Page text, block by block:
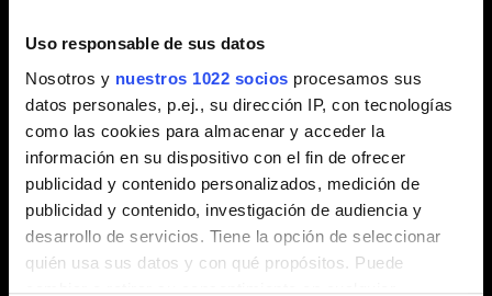
Uso responsable de sus datos
Nosotros y nuestros 1022 socios procesamos sus
datos personales, p.ej., su dirección IP, con tecnologías
como las cookies para almacenar y acceder la
información en su dispositivo con el fin de ofrecer
publicidad y contenido personalizados, medición de
publicidad y contenido, investigación de audiencia y
desarrollo de servicios. Tiene la opción de seleccionar
quién usa sus datos y con qué propósitos. Puede
cambiar o retirar su consentimiento en cualquier
Correo electrónico (¡comprueba que lo has escrito
bien!)
Breve descripción del problema